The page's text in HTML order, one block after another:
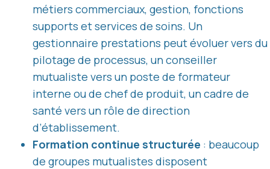
métiers commerciaux, gestion, fonctions
supports et services de soins. Un
gestionnaire prestations peut évoluer vers du
pilotage de processus, un conseiller
mutualiste vers un poste de formateur
interne ou de chef de produit, un cadre de
santé vers un rôle de direction
d’établissement.
Formation continue structurée : beaucoup
de groupes mutualistes disposent